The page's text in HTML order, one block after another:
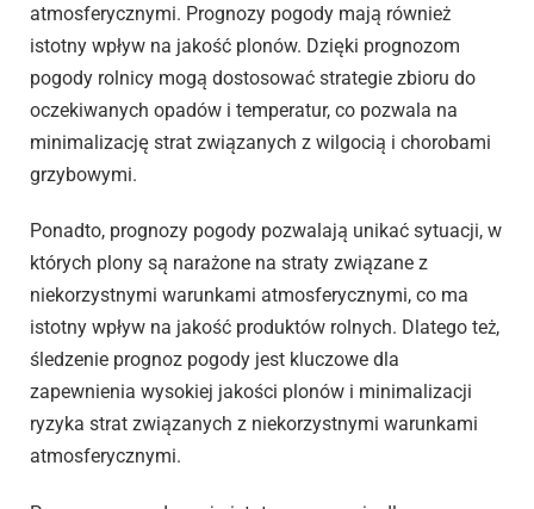
atmosferycznymi. Prognozy pogody mają również
istotny wpływ na jakość plonów. Dzięki prognozom
pogody rolnicy mogą dostosować strategie zbioru do
oczekiwanych opadów i temperatur, co pozwala na
minimalizację strat związanych z wilgocią i chorobami
grzybowymi.
Ponadto, prognozy pogody pozwalają unikać sytuacji, w
których plony są narażone na straty związane z
niekorzystnymi warunkami atmosferycznymi, co ma
istotny wpływ na jakość produktów rolnych. Dlatego też,
śledzenie prognoz pogody jest kluczowe dla
zapewnienia wysokiej jakości plonów i minimalizacji
ryzyka strat związanych z niekorzystnymi warunkami
atmosferycznymi.